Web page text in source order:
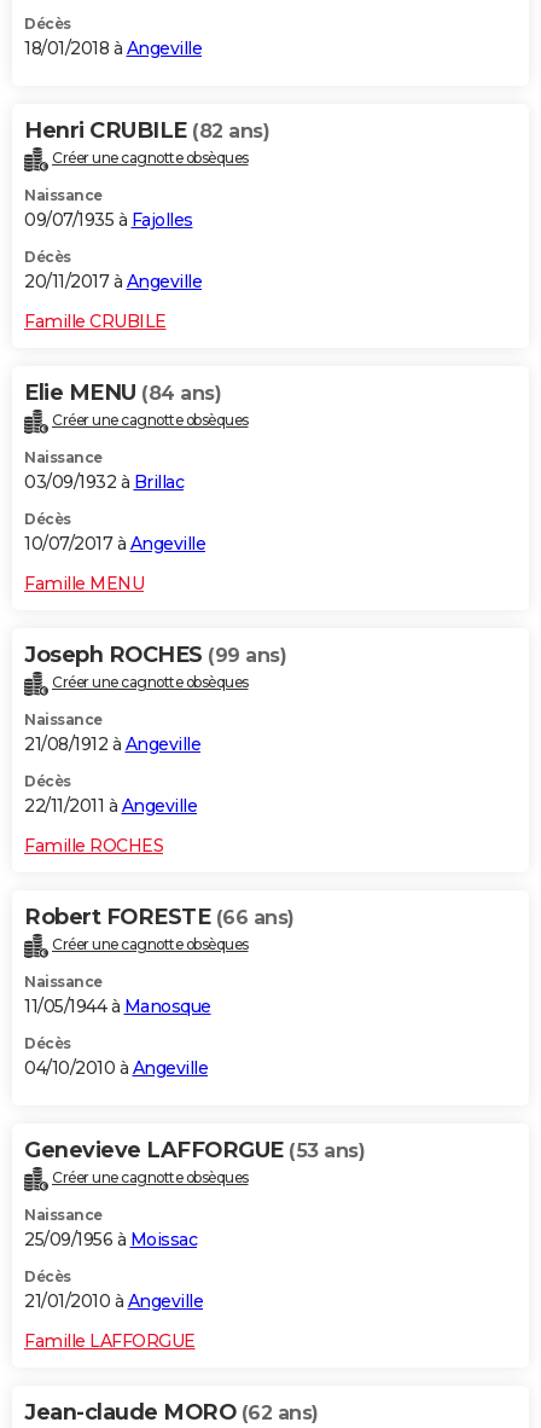
Décès
18/01/2018 à Angeville
Henri CRUBILE (82 ans)
Créer une cagnotte obsèques
Naissance
09/07/1935 à Fajolles
Décès
20/11/2017 à Angeville
Famille CRUBILE
Elie MENU (84 ans)
Créer une cagnotte obsèques
Naissance
03/09/1932 à Brillac
Décès
10/07/2017 à Angeville
Famille MENU
Joseph ROCHES (99 ans)
Créer une cagnotte obsèques
Naissance
21/08/1912 à Angeville
Décès
22/11/2011 à Angeville
Famille ROCHES
Robert FORESTE (66 ans)
Créer une cagnotte obsèques
Naissance
11/05/1944 à Manosque
Décès
04/10/2010 à Angeville
Genevieve LAFFORGUE (53 ans)
Créer une cagnotte obsèques
Naissance
25/09/1956 à Moissac
Décès
21/01/2010 à Angeville
Famille LAFFORGUE
Jean-claude MORO (62 ans)